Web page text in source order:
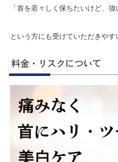
「首を若々しく保ちたいけど、
という方にも受けていただきやす
料金・リスクについて